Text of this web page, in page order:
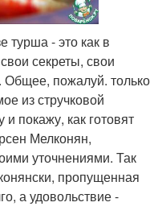
турша - это как в
секреты, свои
пожалуй. только
из стручковой
покажу, как готовят
Мелконян,
уточнениями. Так
пропущенная
а удовольствие -